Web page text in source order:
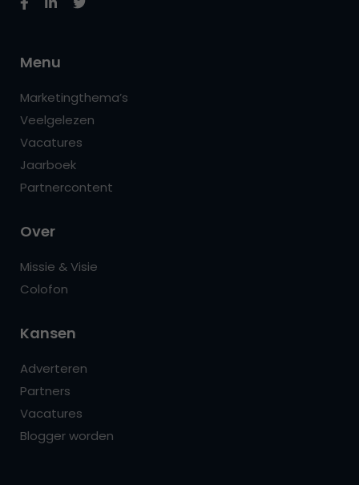
Menu
Marketingthema’s
Veelgelezen
Vacatures
Jaarboek
Partnercontent
Over
Missie & Visie
Colofon
Kansen
Adverteren
Partners
Vacatures
Blogger worden